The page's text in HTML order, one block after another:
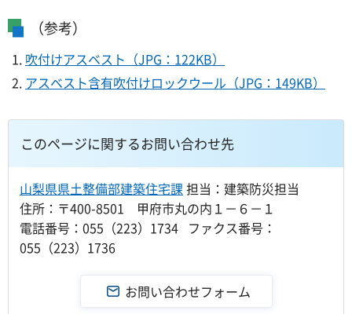
（参考）
吹付けアスベスト（JPG：122KB）
アスベスト含有吹付けロックウール（JPG：149KB）
このページに関するお問い合わせ先
山梨県県土整備部建築住宅課担当：建築防災担当
住所：〒400-8501 甲府市丸の内１－６－１
電話番号：055（223）1734 ファクス番号：
055（223）1736